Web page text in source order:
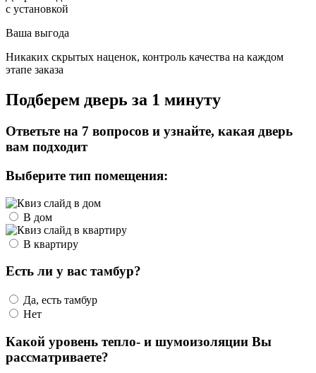
с установкой
Ваша выгода
Никаких скрытых наценок, контроль качества на каждом
этапе заказа
Подберем дверь за 1 минуту
Ответьте на 7 вопросов и узнайте, какая дверь
вам подходит
Выберите тип помещения:
В дом
В квартиру
Есть ли у вас тамбур?
Да, есть тамбур
Нет
Какой уровень тепло- и шумоизоляции Вы
рассматриваете?